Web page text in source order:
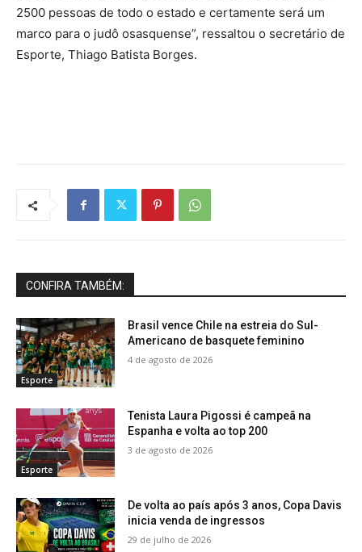
2500 pessoas de todo o estado e certamente será um
marco para o judô osasquense”, ressaltou o secretário de
Esporte, Thiago Batista Borges.
CONFIRA TAMBÉM:
Esporte
Brasil vence Chile na estreia do Sul-
Americano de basquete feminino
4 de agosto de 2026
Esporte
Tenista Laura Pigossi é campeã na
Espanha e volta ao top 200
3 de agosto de 2026
De volta ao país após 3 anos, Copa Davis
inicia venda de ingressos
29 de julho de 2026